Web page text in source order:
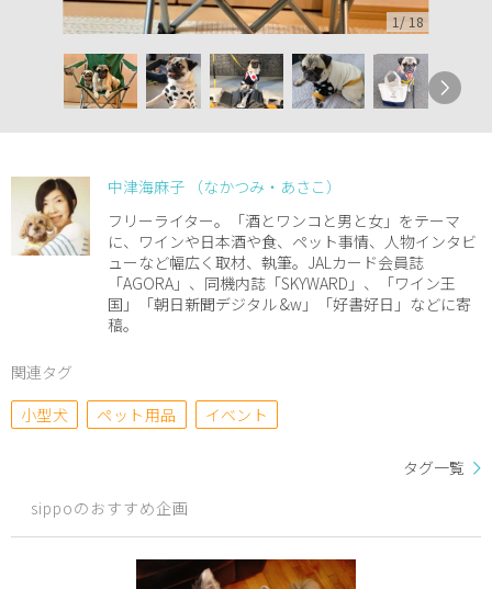
1 / 18
中津海麻子 （なかつみ・あさこ）
フリーライター。「酒とワンコと男と女」をテーマ
に、ワインや日本酒や食、ペット事情、人物インタビ
ューなど幅広く取材、執筆。JALカード会員誌
「AGORA」、同機内誌「SKYWARD」、「ワイン王
国」「朝日新聞デジタル &w」「好書好日」などに寄
稿。
関連タグ
小型犬
ペット用品 イベント
タグ一覧
sippoのおすすめ企画